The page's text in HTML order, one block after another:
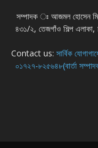
সম্পাদক ঃ আজমল হোসেন
৪৩১/২, তেজগাঁও শিল্প এলাকা,
Contact us: সার্বিক
০১৭২৭-৮২৫৬৪৮(বার্তা